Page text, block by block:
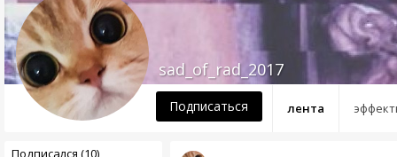
лента
sad_of_rad_2017
Подписаться
Подписался (10)